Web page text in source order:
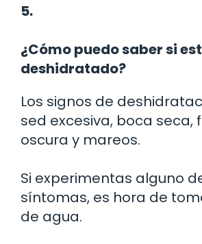
5.
¿Cómo puedo saber si
deshidratado?
Los signos de
sed excesiva, boca seca,
oscura y mareos.
Si experimentas alguno
síntomas, es hora de
de agua.